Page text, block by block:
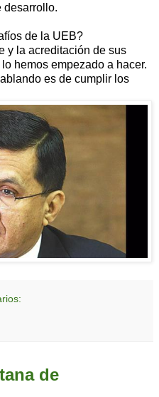
desarrollo.
de la UEB?
y la acreditación de sus
hemos empezado a hacer.
es de cumplir los
de